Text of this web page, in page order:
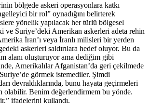
bölgede askeri operasyonlara katkı
bir rol” oynadığını belirterek
yönelik yapılacak her türlü bölgesel
ve Suriye’deki Amerikan askerleri adeta rehin
İran’ı veya İranlı milisleri bir yerden
askerleri saldırılara hedef oluyor. Bu da
alanı oluşturuyor ama dediğim gibi
Amerikalılar Afganistan’da geri çekilmede
görmek istemediler. Şimdi
devraldıklarında, bunu hayata geçirmeleri
Benim değerlendirmem bu yönde.
ifadelerini kullandı.